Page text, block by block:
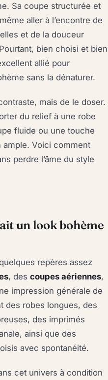
Sa coupe structurée et
aller à l’encontre de
et de la douceur
bien choisi et bien
allié pour
sans la dénaturer.
mais de le doser.
du relief à une robe
fluide ou une touche
ample. Voici comment
perdre l’âme du style
un look bohème
repères assez
, des coupes aériennes,
impression générale de
des robes longues, des
des imprimés
ainsi que des
avec spontanéité.
cet univers à condition